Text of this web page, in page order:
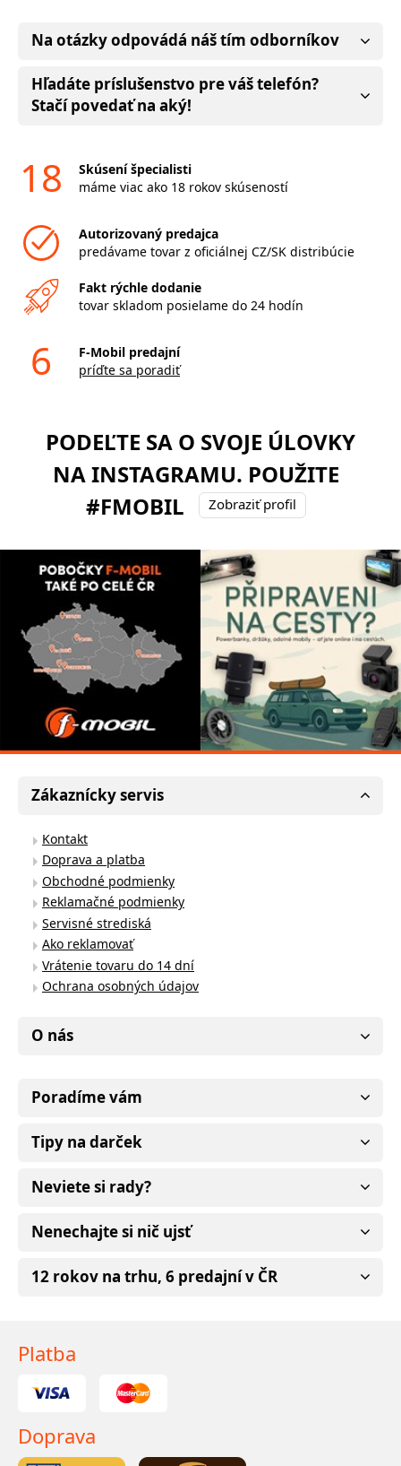
Na otázky odpovádá náš tím odborníkov
Hľadáte príslušenstvo pre váš telefón?
Stačí povedať na aký!
18
Skúsení špecialisti
máme viac ako 18 rokov skúseností
Autorizovaný predajca
predávame tovar z oficiálnej CZ/SK distribúcie
Fakt rýchle dodanie
tovar skladom posielame do 24 hodín
6
F-Mobil predajní
príďte sa poradiť
PODEĽTE SA O SVOJE ÚLOVKY
NA INSTAGRAMU. POUŽITE
#FMOBIL
Zobraziť profil
Zákaznícky servis
Kontakt
Doprava a platba
Obchodné podmienky
Reklamačné podmienky
Servisné strediská
Ako reklamovať
Vrátenie tovaru do 14 dní
Ochrana osobných údajov
O nás
Poradíme vám
Tipy na darček
Neviete si rady?
Nenechajte si nič ujsť
12 rokov na trhu, 6 predajní v ČR
Platba
Doprava